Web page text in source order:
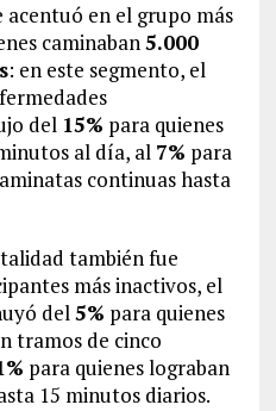
en el grupo más
caminaban5.000
: en este segmento, el
del 15% para quienes
al día, al 7% para
continuas hasta
también fue
más inactivos, el
del5% para quienes
tramos de cinco
para quienes lograban
15 minutos diarios.